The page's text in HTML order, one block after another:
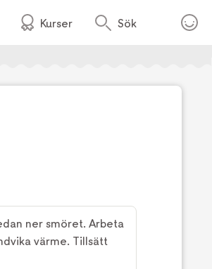
Kurser Sök
Foto:TV4
ner smöret. Arbeta
värme. Tillsätt